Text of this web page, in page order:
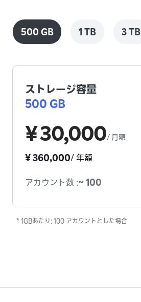
500 GB 1 TB 3 TB
ストレージ容量
500 GB
¥ 30,000/ 月額
¥ 360,000/ 年額
アカウント数 :~ 100
* 1GBあたり: 100 アカウントとした場合